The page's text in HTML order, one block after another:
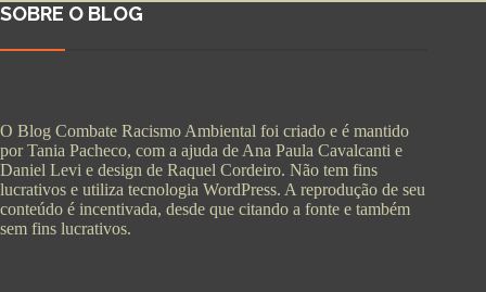
SOBRE O BLOG
O Blog Combate Racismo Ambiental foi criado e é mantido
por Tania Pacheco, com a ajuda de Ana Paula Cavalcanti e
Daniel Levi e design de Raquel Cordeiro. Não tem fins
lucrativos e utiliza tecnologia WordPress. A reprodução de seu
conteúdo é incentivada, desde que citando a fonte e também
sem fins lucrativos.